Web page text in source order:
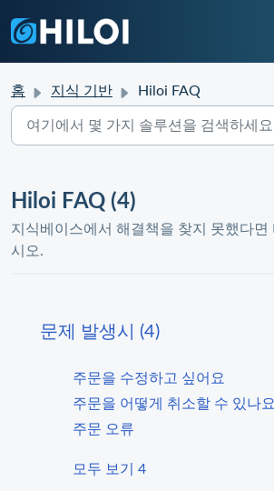
홈 지식 기반 Hiloi FAQ
Hiloi FAQ (4)
지식베이스에서 해결책을 찾지 못했다면
시오.
문제 발생시 (4)
주문을 수정하고 싶어요
주문을 어떻게 취소할 수 있나
주문 오류
모두 보기 4